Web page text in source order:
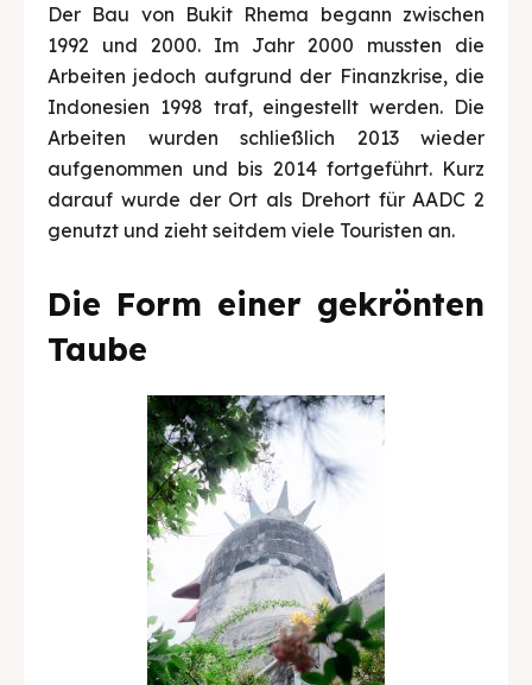
Der Bau von Bukit Rhema begann zwischen
1992 und 2000. Im Jahr 2000 mussten die
Arbeiten jedoch aufgrund der Finanzkrise, die
Indonesien 1998 traf, eingestellt werden. Die
Arbeiten wurden schließlich 2013 wieder
aufgenommen und bis 2014 fortgeführt. Kurz
darauf wurde der Ort als Drehort für AADC 2
genutzt und zieht seitdem viele Touristen an.
Die Form einer gekrönten
Taube